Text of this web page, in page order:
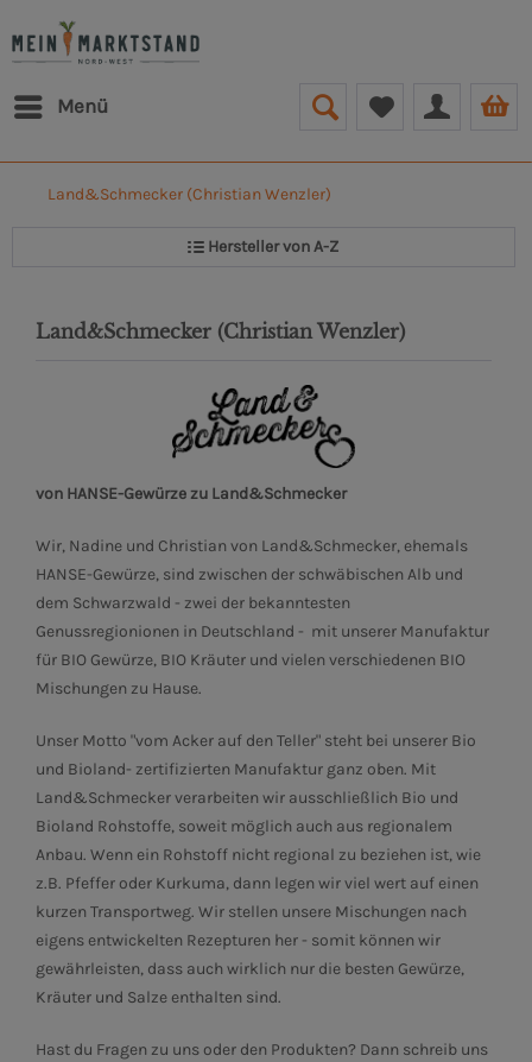
Menü
Land&Schmecker (Christian Wenzler)
Hersteller von A-Z
(31)
Land&Schmecker (Christian Wenzler)
von HANSE-Gewürze zu Land&Schmecker
Wir, Nadine und Christian von Land&Schmecker, ehemals
HANSE-Gewürze, sind zwischen der schwäbischen Alb und
dem Schwarzwald - zwei der bekanntesten
Genussregionionen in Deutschland - mit unserer Manufaktur
für BIO Gewürze, BIO Kräuter und vielen verschiedenen BIO
Mischungen zu Hause.
Unser Motto "vom Acker auf den Teller" steht bei unserer Bio
und Bioland- zertifizierten Manufaktur ganz oben. Mit
Land&Schmecker verarbeiten wir ausschließlich Bio und
Bioland Rohstoffe, soweit möglich auch aus regionalem
Anbau. Wenn ein Rohstoff nicht regional zu beziehen ist, wie
z.B. Pfeffer oder Kurkuma, dann legen wir viel wert auf einen
kurzen Transportweg. Wir stellen unsere Mischungen nach
eigens entwickelten Rezepturen her - somit können wir
gewährleisten, dass auch wirklich nur die besten Gewürze,
Kräuter und Salze enthalten sind.
Hast du Fragen zu uns oder den Produkten? Dann schreib uns